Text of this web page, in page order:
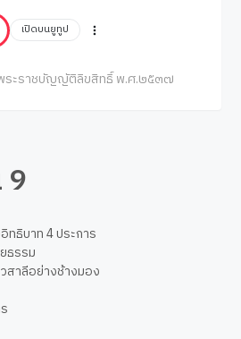
เปิดบนยูทูป
ระราชบัญญัติลิขสิทธิ์ พ.ศ.๒๕๓๗
9
ธิบาท 4 ประการ
ธรรม
สาลีอย่างช้างมอง